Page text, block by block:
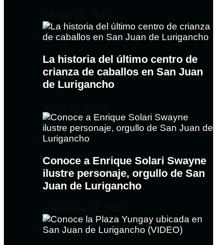
La historia del último centro de
crianza de caballos en San Juan
de Lurigancho
Conoce a Enrique Solari Swayne
ilustre personaje, orgullo de San
Juan de Lurigancho